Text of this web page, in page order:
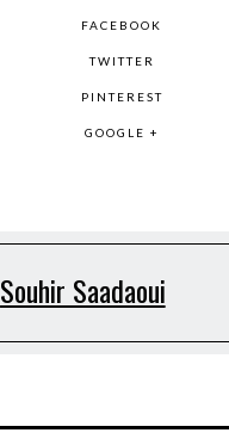
FACEBOOK
TWITTER
PINTEREST
GOOGLE +
Souhir Saadaoui